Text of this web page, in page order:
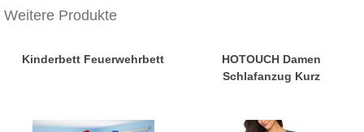
Weitere Produkte
Kinderbett Feuerwehrbett
HOTOUCH Damen
Schlafanzug Kurz